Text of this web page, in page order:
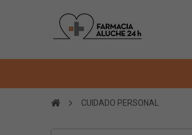
CUIDADO PERSONAL